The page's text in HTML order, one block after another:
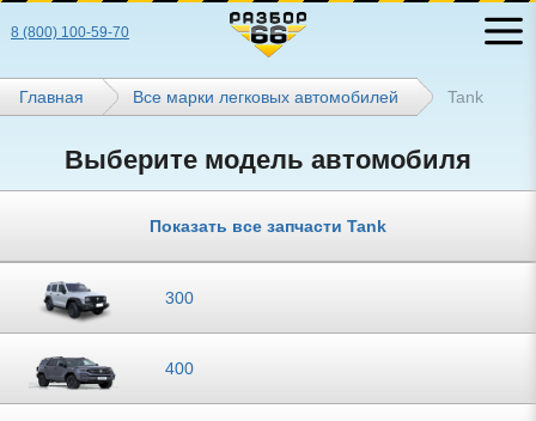
8 (800) 100-59-70
Главная Все марки легковых автомобилей Tank
Выберите модель автомобиля
Показать все запчасти Tank
300
400